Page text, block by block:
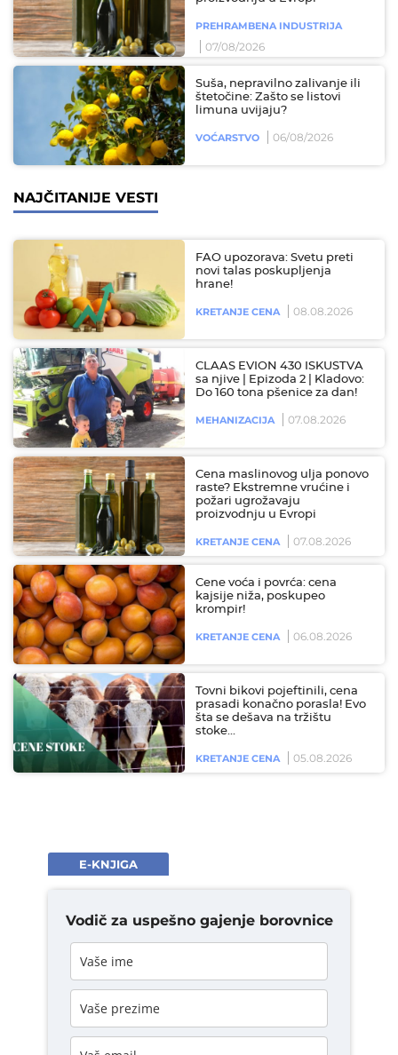
PREHRAMBENA INDUSTRIJA
07/08/2026
Suša, nepravilno zalivanje ili
štetočine: Zašto se listovi
limuna uvijaju?
VOĆARSTVO 06/08/2026
NAJČITANIJE VESTI
FAO upozorava: Svetu preti
novi talas poskupljenja
hrane!
KRETANJE CENA 08.08.2026
CLAAS EVION 430 ISKUSTVA
sa njive | Epizoda 2 | Kladovo:
Do 160 tona pšenice za dan!
MEHANIZACIJA 07.08.2026
Cena maslinovog ulja ponovo
raste? Ekstremne vrućine i
požari ugrožavaju
proizvodnju u Evropi
KRETANJE CENA 07.08.2026
Cene voća i povrća: cena
kajsije niža, poskupeo
krompir!
KRETANJE CENA 06.08.2026
Tovni bikovi pojeftinili, cena
prasadi konačno porasla! Evo
šta se dešava na tržištu
stoke…
KRETANJE CENA 05.08.2026
E-KNJIGA
Vodič za uspešno gajenje borovnice